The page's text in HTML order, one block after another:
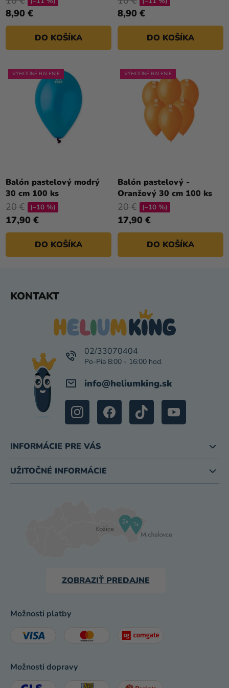
8,90 €
DO KOŠÍKA
8,90 €
DO KOŠÍKA
VÝHODNÉ BALENIE
Balón pastelový modrý
30 cm 100 ks
17,90 €
20 € (–10 %)
DO KOŠÍKA
VÝHODNÉ BALENIE
Balón pastelový -
Oranžový 30 cm 100 ks
17,90 €
20 € (–10 %)
DO KOŠÍKA
KONTAKT
info@heliumking.sk
02/33070404
INFORMÁCIE PRE VÁS
UŽITOČNÉ INFORMÁCIE
ZOBRAZIŤ PREDAJNE
Možnosti platby
Možnosti dopravy